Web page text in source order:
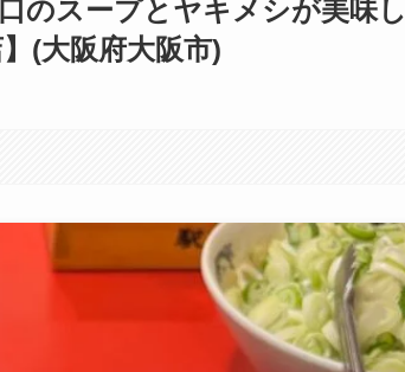
のスープとヤキメシが美味し
(大阪府大阪市)